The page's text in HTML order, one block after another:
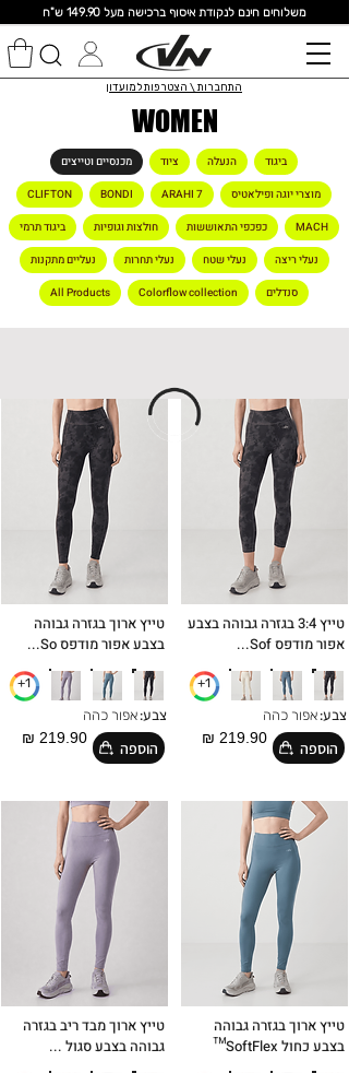
משלוחים חינם לנקודת איסוף ברכישה מעל 149.90 ש"ח
התחברות \ הצטרפות למועדון
WOMEN
ביגוד הנעלה ציוד מכנסיים וטייצים
מוצרי יוגה ופילאטיס ARAHI 7
BONDI
CLIFTON
MACH כפכפי התאוששות חולצות וגופיות ביגוד תרמי
נעלי ריצה נעלי שטח נעלי תחרות נעליים מתקנות
סנדלים Colorflow collection
All Products
טייץ 3:4 בגזרה גבוהה בצבע
אפור מודפס Sof...
219.90 ₪
הוספה
אפור כהה צבע:
1+
טייץ ארוך בגזרה גבוהה
בצבע כחול SoftFlex™
טייץ ארוך בגזרה גבוהה
בצבע אפור מודפס So...
219.90 ₪
הוספה
אפור כהה צבע:
1+
טייץ ארוך מבד ריב בגזרה
גבוהה בצבע סגול ...